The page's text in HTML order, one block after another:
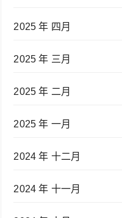
2025 年 四月
2025 年 三月
2025 年 二月
2025 年 一月
2024 年 十二月
2024 年 十一月